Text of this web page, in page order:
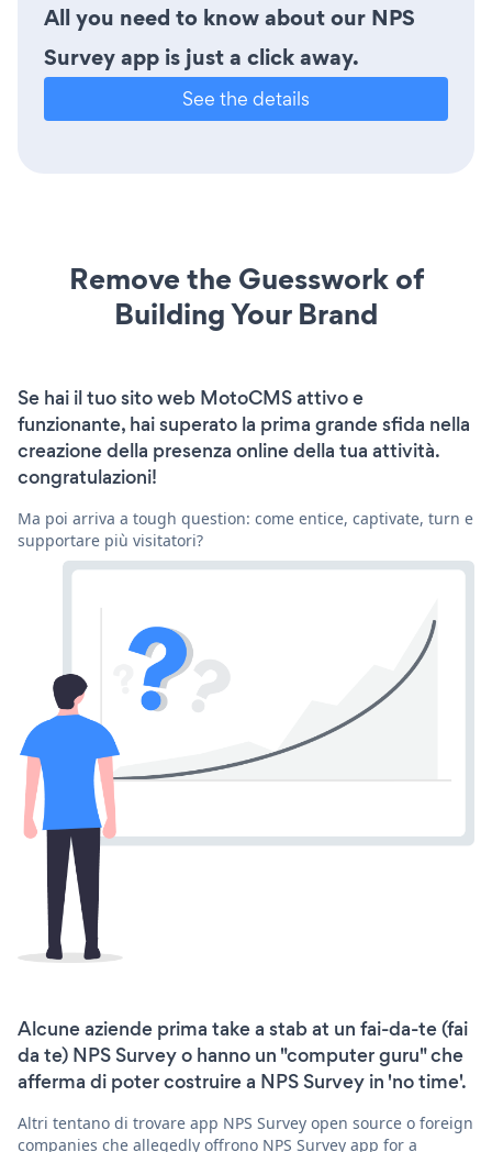
All you need to know about our NPS
Survey app is just a click away.
See the details
Remove the Guesswork of
Building Your Brand
Se hai il tuo sito web MotoCMS attivo e
funzionante, hai superato la prima grande sfida nella
creazione della presenza online della tua attività.
congratulazioni!
Ma poi arriva a tough question: come entice, captivate, turn e
supportare più visitatori?
Alcune aziende prima take a stab at un fai-da-te (fai
da te) NPS Survey o hanno un "computer guru" che
afferma di poter costruire a NPS Survey in 'no time'.
Altri tentano di trovare app NPS Survey open source o foreign
companies che allegedly offrono NPS Survey app for a